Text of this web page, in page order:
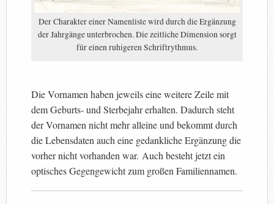
Der Charakter einer Namenliste wird durch die Ergänzung
der Jahrgänge unterbrochen. Die zeitliche Dimension sorgt
für einen ruhigeren Schriftrythmus.
Die Vornamen haben jeweils eine weitere Zeile mit
dem Geburts- und Sterbejahr erhalten. Dadurch steht
der Vornamen nicht mehr alleine und bekommt durch
die Lebensdaten auch eine gedankliche Ergänzung die
vorher nicht vorhanden war. Auch besteht jetzt ein
optisches Gegengewicht zum großen Familiennamen.